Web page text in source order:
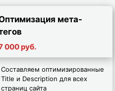
мета-
000 руб.
Составляем оптимизированные
Title и Description для всех
страниц сайта